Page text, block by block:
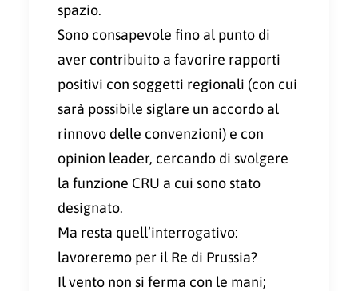
spazio.
Sono consapevole fino al punto di
aver contribuito a favorire rapporti
positivi con soggetti regionali (con cui
sarà possibile siglare un accordo al
rinnovo delle convenzioni) e con
opinion leader, cercando di svolgere
la funzione CRU a cui sono stato
designato.
Ma resta quell’interrogativo:
lavoreremo per il Re di Prussia?
Il vento non si ferma con le mani;